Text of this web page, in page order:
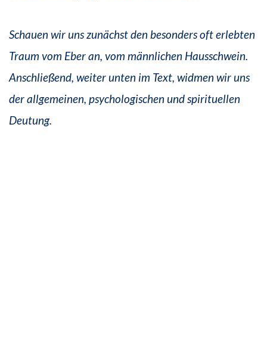
Schauen wir uns zunächst den besonders oft erlebten
Traum vom Eber an, vom männlichen Hausschwein.
Anschließend, weiter unten im Text, widmen wir uns
der allgemeinen, psychologischen und spirituellen
Deutung.